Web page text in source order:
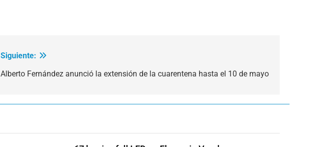
Siguiente:
Alberto Fernández anunció la extensión de la cuarentena hasta el 10 de mayo